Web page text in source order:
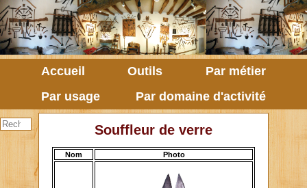
Accueil Outils
Par métier
Par usage
Par domaine d'activité
Souffleur de verre
Nom Photo